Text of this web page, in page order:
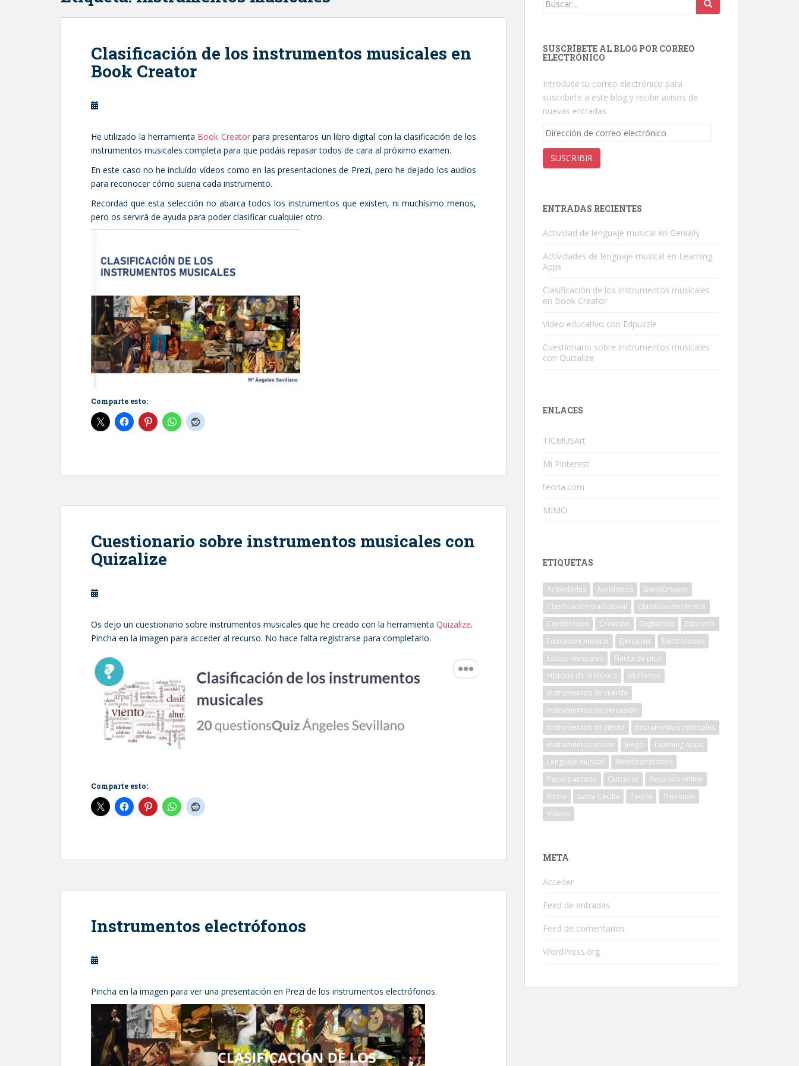
Clasificación de los instrumentos musicales en
Book Creator
He utilizado la herramienta Book Creatorpara presentaros un libro digital con la clasificación de los
instrumentos musicales completa para que podáis repasar todos de cara al próximo examen.
En este caso no he incluído vídeos como en las presentaciones de Prezi, pero he dejado los audios
para reconocer cómo suena cada instrumento.
Recordad que esta selección no abarca todos los instrumentos que existen, ni muchísimo menos,
pero os servirá de ayuda para poder clasificar cualquier otro.
Comparte esto:
Cuestionario sobre instrumentos musicales con
Quizalize
Os dejo un cuestionario sobre instrumentos musicales que he creado con la herramienta Quizalize.
Pincha en la imagen para acceder al recurso. No hace falta registrarse para completarlo.
Comparte esto:
Instrumentos electrófonos
Pincha en la imagen para ver una presentación en Prezi de los instrumentos electrófonos.
SUSCRÍBETE AL BLOG POR CORREO
ELECTRÓNICO
Introduce tu correo electrónico para
suscribirte a este blog y recibir avisos de
nuevas entradas.
Dirección
correo
electrónico
SUSCRIBIR
ENTRADAS RECIENTES
Actividad de lenguaje musical en Genially
Actividades de lenguaje musical en Learning
Apps
Clasificación de los instrumentos musicales
en Book Creator
Vídeo educativo con Edpuzzle
Cuestionario sobre instrumentos musicales
con Quizalize
ENLACES
TICMUSArt
Mi Pinterest
teoria.com
MIMO
ETIQUETAS
Actividades Aerófonos
BookCreator
Clasificación tradicional
Clasificación técnica
Cordófonos
Creación Digitación
Edpuzzle
Educación musical
Ejercicios
Electrófonos
Estilos musicales
Flauta de pico
Historia de la Música
Idiófonos
Instrumentos de cuerda
Instrumentos de percusión
Instrumentos de viento
Instrumentos musicales
Instrumentos online
Juego
Learning Apps
Lenguaje musical
Membranófonos
Papel pautado
Quizalize
Recursos online
Ritmo
Santa Cecilia Teoría
Theremin
Vídeos
META
Acceder
Feed de entradas
Feed de comentarios
WordPress.org